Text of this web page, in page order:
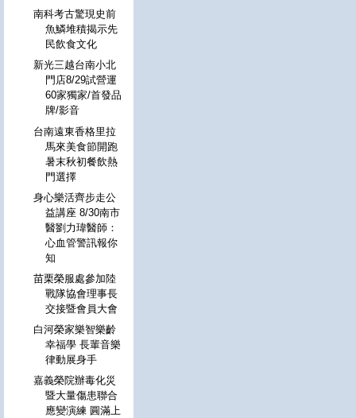
南科考古驚現史前
魚鱗堆積揭示先
民飲食文化
新光三越台南小北
門店8/29試營運
60家獨家/首發品
牌/影音
台南遠東香格里拉
馬來美食節開跑
暑末秋初餐飲熱
門選擇
身心樂活齊步走公
益講座 8/30南市
醫劉力瑋醫師：
心血管警訊報你
知
苗栗榮服處參加陸
戰隊協會理事長
交接暨會員大會
白河榮家樂智樂齡
幸福學 長輩音樂
律動展身手
嘉義榮院辦毒化災
暨大量傷患聯合
應變演練 圓滿上